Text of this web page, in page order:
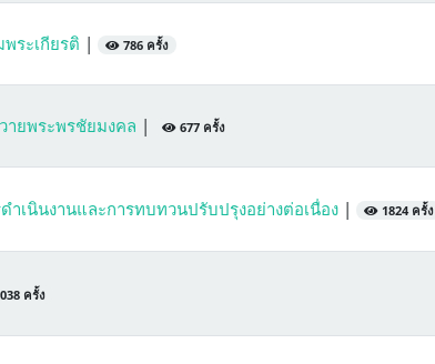
ระเกียรติ | 786 ครั้ง
ายพระพรชัยมงคล | 677 ครั้ง
เนินงานและการทบทวนปรับปรุงอย่างต่อเนื่อง | 1824 ครั้ง
ครั้ง